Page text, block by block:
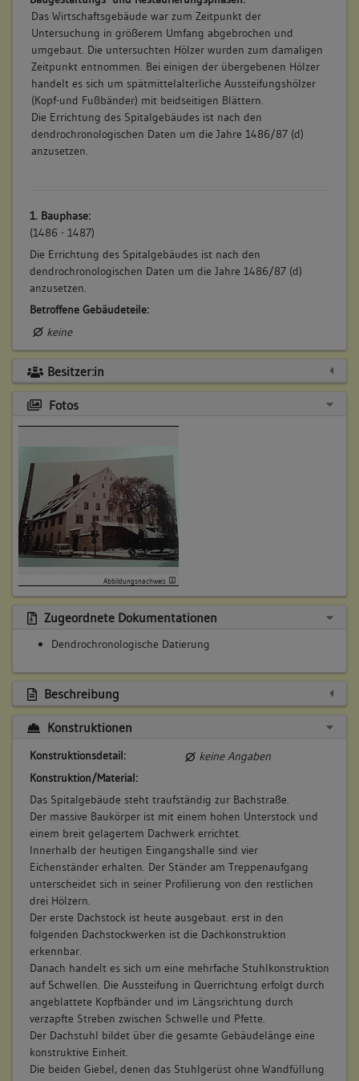
Das Wirtschaftsgebäude war zum Zeitpunkt der
Untersuchung in größerem Umfang abgebrochen und
umgebaut. Die untersuchten Hölzer wurden zum damaligen
Zeitpunkt entnommen. Bei einigen der übergebenen Hölzer
handelt es sich um spätmittelalterliche Aussteifungshölzer
(Kopf-und Fußbänder) mit beidseitigen Blättern.
Die Errichtung des Spitalgebäudes ist nach den
dendrochronologischen Daten um die Jahre 1486/87 (d)
anzusetzen.
1. Bauphase:
(1486 - 1487)
Die Errichtung des Spitalgebäudes ist nach den
dendrochronologischen Daten um die Jahre 1486/87 (d)
anzusetzen.
Betroffene Gebäudeteile:
keine
Besitzer:in
Fotos
Abbildungsnachweis
Zugeordnete Dokumentationen
Dendrochronologische Datierung
Beschreibung
Konstruktionen
Konstruktionsdetail:
keine Angaben
Konstruktion/Material:
Das Spitalgebäude steht traufständig zur Bachstraße.
Der massive Baukörper ist mit einem hohen Unterstock und
einem breit gelagertem Dachwerk errichtet.
Innerhalb der heutigen Eingangshalle sind vier
Eichenständer erhalten. Der Ständer am Treppenaufgang
unterscheidet sich in seiner Profilierung von den restlichen
drei Hölzern.
Der erste Dachstock ist heute ausgebaut. erst in den
folgenden Dachstockwerken ist die Dachkonstruktion
erkennbar.
Danach handelt es sich um eine mehrfache Stuhlkonstruktion
auf Schwellen. Die Aussteifung in Querrichtung erfolgt durch
angeblattete Kopfbänder und im Längsrichtung durch
verzapfte Streben zwischen Schwelle und Pfette.
Der Dachstuhl bildet über die gesamte Gebäudelänge eine
konstruktive Einheit.
Die beiden Giebel, denen das Stuhlgerüst ohne Wandfüllung